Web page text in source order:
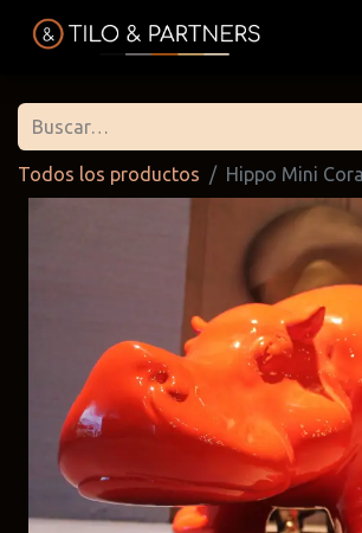
Todos los productos Hippo Mini
Tilo & Partners
@tiloandpartners
Cattelan
Italia
@cattelan.uy
Franke
@franke.uy
Duravit
@tilobath